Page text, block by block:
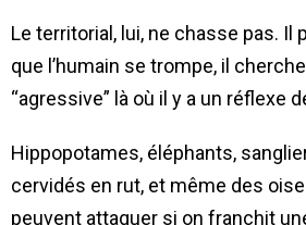
Le territorial, lui, ne chasse pas. Il
que l’humain se trompe, il
“agressive” là où il y a un réflexe
Hippopotames, éléphants,
cervidés en rut, et même des
peuvent attaquer si on franchit